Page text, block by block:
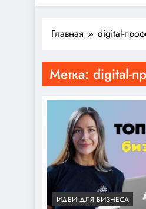
Главная digital-
Метка: digital-
ИДЕИ ДЛЯ БИЗНЕСА